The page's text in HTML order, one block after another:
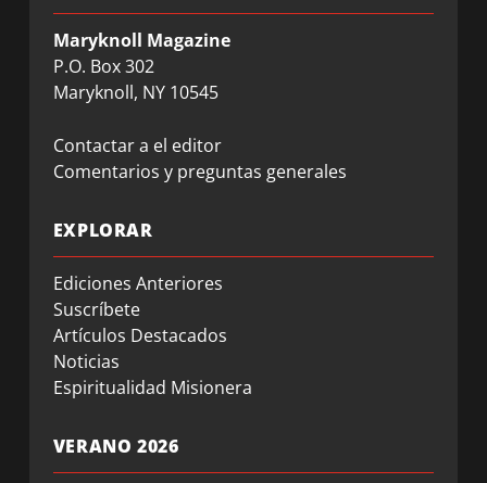
Maryknoll Magazine
P.O. Box 302
Maryknoll, NY 10545
Contactar a el editor
Comentarios y preguntas generales
EXPLORAR
Ediciones Anteriores
Suscríbete
Artículos Destacados
Noticias
Espiritualidad Misionera
VERANO 2026